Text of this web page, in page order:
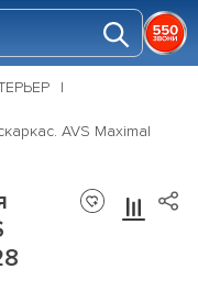
AVS Maximal